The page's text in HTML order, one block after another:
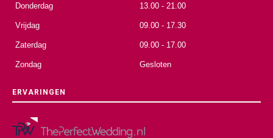
Donderdag 13.00 - 21.00
Vrijdag 09.00 - 17.30
Zaterdag 09.00 - 17.00
Zondag Gesloten
ERVARINGEN